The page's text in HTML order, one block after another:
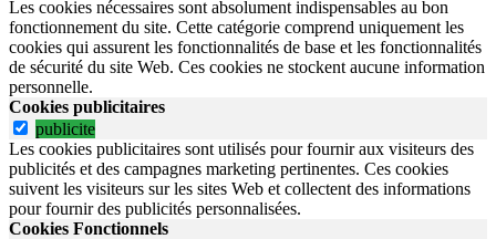
Les cookies nécessaires sont absolument indispensables au bon
fonctionnement du site. Cette catégorie comprend uniquement les
cookies qui assurent les fonctionnalités de base et les fonctionnalités
de sécurité du site Web. Ces cookies ne stockent aucune information
personnelle.
Cookies publicitaires
publicite
Les cookies publicitaires sont utilisés pour fournir aux visiteurs des
publicités et des campagnes marketing pertinentes. Ces cookies
suivent les visiteurs sur les sites Web et collectent des informations
pour fournir des publicités personnalisées.
Cookies Fonctionnels